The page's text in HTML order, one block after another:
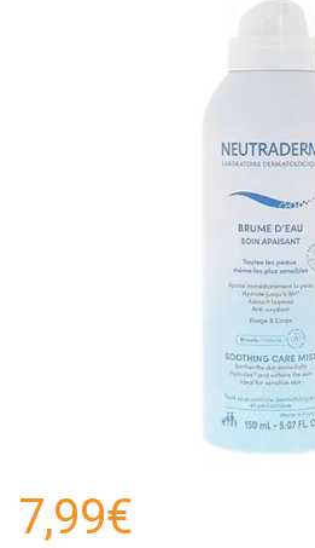
7,99€